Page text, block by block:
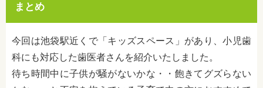
まとめ
今回は池袋駅近くで「キッズスペース」があり、小児歯
科にも対応した歯医者さんを紹介いたしました。
待ち時間中に子供が騒がないかな・・飽きてグズらない